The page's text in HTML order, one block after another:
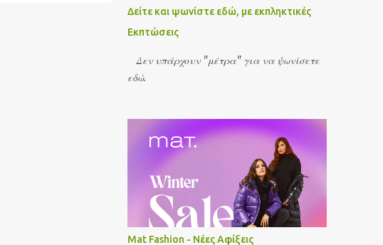
Δείτε και ψωνίστε εδώ, με εκπληκτικές
Εκπτώσεις
Δεν υπάρχουν "μέτρα" για να ψωνίσετε
εδώ.
Mat Fashion - Νέες Αφίξεις